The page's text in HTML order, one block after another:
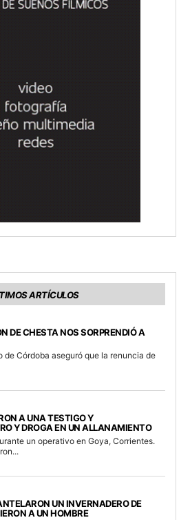
ARTÍCULOS
DE CHESTA NOS SORPRENDIÓ A
de Córdoba aseguró que la renuncia de
A UNA TESTIGO Y
Y DROGA EN UN ALLANAMIENTO
un operativo en Goya, Corrientes.
UN INVERNADERO DE
A UN HOMBRE